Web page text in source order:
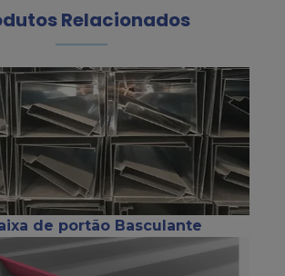
Relacionados
de portão Basculante